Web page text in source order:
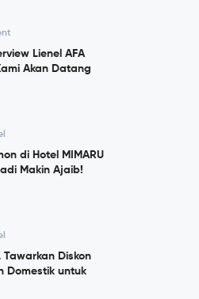
Lienel AFA
Akan Datang
di Hotel MIMARU
Makin Ajaib!
Tawarkan Diskon
Domestik untuk